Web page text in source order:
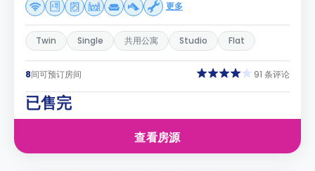
更多
Twin Single 共用公寓 Studio Flat
8间可预订房间 91 条评论
已售完
查看房源